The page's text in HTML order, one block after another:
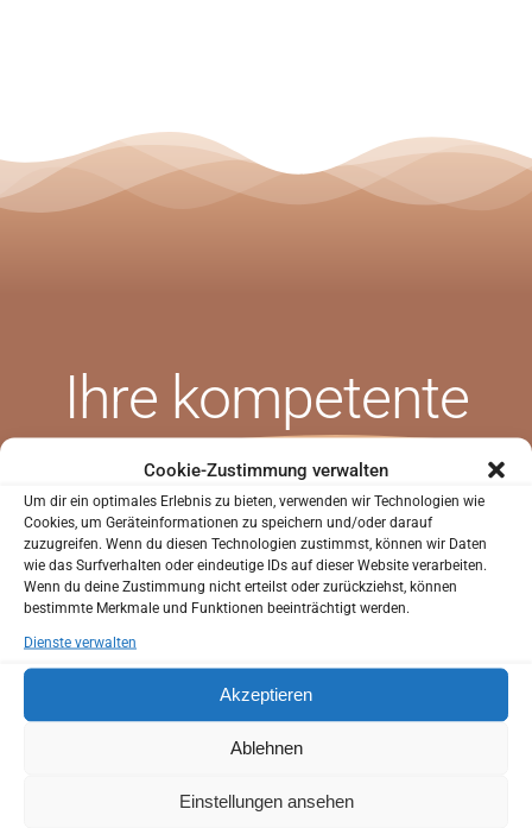
Cookie-Zustimmung verwalten
Um dir ein optimales Erlebnis zu bieten, verwenden wir Technologien wie
Cookies, um Geräteinformationen zu speichern und/oder darauf
zuzugreifen. Wenn du diesen Technologien zustimmst, können wir Daten
wie das Surfverhalten oder eindeutige IDs auf dieser Website verarbeiten.
Wenn du deine Zustimmung nicht erteilst oder zurückziehst, können
bestimmte Merkmale und Funktionen beeinträchtigt werden.
Dienste verwalten
Akzeptieren
Ablehnen
Einstellungen ansehen
Ihre kompetente
Zahnarztpraxis in
Bochum!
SIND SIE NEUPATIENT?
Sie können uns helfen Sie besser kennenzulernen
bevor Sie zu uns in die Praxis kommen.
Sie haben die Möglichkeit Ihren Anamnesebogen zu
Hause in Ruhe auszufüllen.
So können wir schon bei Ihrem ersten Besuch auf Ihre
individuellen Wünsche und Bedürfnisse eingehen.
Anamnesebogen